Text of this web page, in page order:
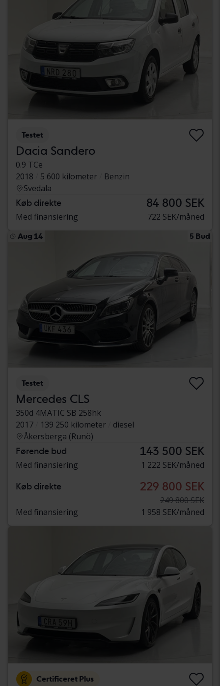
Testet
Dacia Sandero
0.9 TCe
2018
5 600 kilometer
Benzin
Svedala
Køb direkte 84 800 SEK
Med finansiering 722 SEK/måned
Aug 14 5 Bud
Testet
Mercedes CLS
350d 4MATIC SB 258hk
2017
139 250 kilometer
diesel
Åkersberga (Runö)
Førende bud 143 500 SEK
Med finansiering 1 222 SEK/måned
Køb direkte 229 800 SEK
249 800 SEK
Med finansiering
1 958 SEK/måned
Certificeret Plus